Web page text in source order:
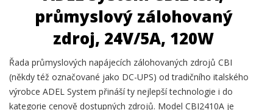
průmyslový zálohovaný
zdroj, 24V/5A, 120W
Řada průmyslových napájecích zálohovaných zdrojů CBI
(někdy též označované jako DC-UPS) od tradičního italského
výrobce ADEL System přináší ty nejlepší technologie i do
kategorie cenově dostupných zdrojů. Model CBI2410A je